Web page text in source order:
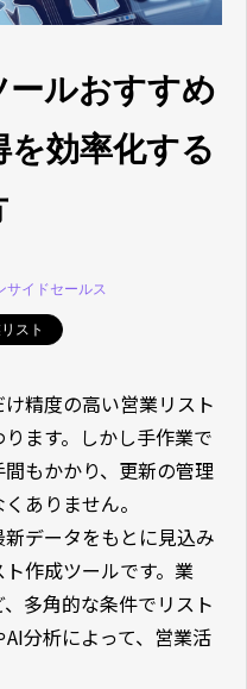
ールおすすめ
を効率化する
サイドセールス
スト
精度の高い営業リスト
ます。しかし手作業で
もかかり、更新の管理
ありません。
データをもとに見込み
作成ツールです。業
多角的な条件でリスト
分析によって、営業活